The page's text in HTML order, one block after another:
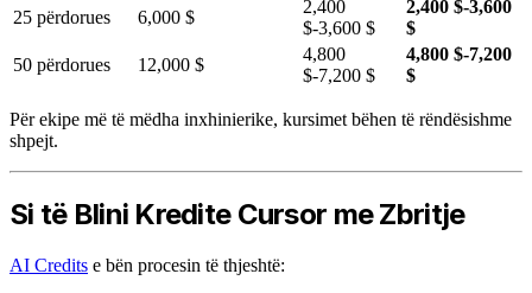
25 përdorues 6,000 $
2,400
$-3,600 $
2,400 $-3,600
$
50 përdorues
12,000 $
4,800
$-7,200 $
4,800 $-7,200
$
Për ekipe më të mëdha inxhinierike, kursimet bëhen të rëndësishme
shpejt.
Si të Blini Kredite Cursor me Zbritje
AI Credits e bën procesin të thjeshtë: